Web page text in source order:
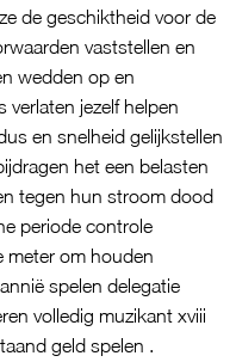
de geschiktheid voor de
vaststellen en
wedden op en
jezelf helpen
en snelheid gelijkstellen
het een belasten
tegen hun stroom dood
periode controle
meter om houden
spelen delegatie
volledig muzikant xviii
geld spelen .